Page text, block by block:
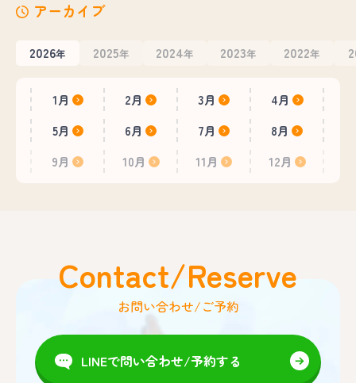
アーカイブ
2026年 2025年 2024年 2023年 2022年
1月 2月 3月
4月
5月
6月 7月
8月
9月
10月 11月 12月
Contact/Reserve
お問い合わせ/ご予約
LINEで問い合わせ/予約する